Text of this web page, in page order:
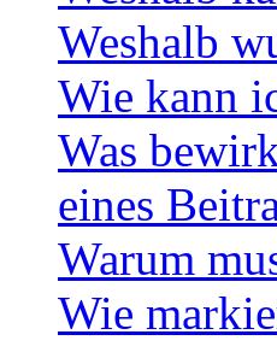
Weshalb
Wie kann
Was
eines
Warum
Wie